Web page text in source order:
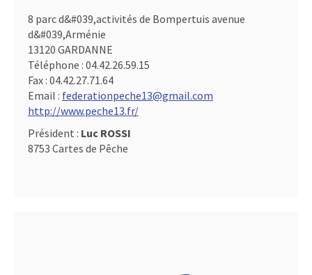
8 parc d&#039,activités de Bompertuis avenue
d&#039,Arménie
13120 GARDANNE
Téléphone : 04.42.26.59.15
Fax : 04.42.27.71.64
Email : federationpeche13@gmail.com
http://www.peche13.fr/
Président : Luc ROSSI
8753 Cartes de Pêche